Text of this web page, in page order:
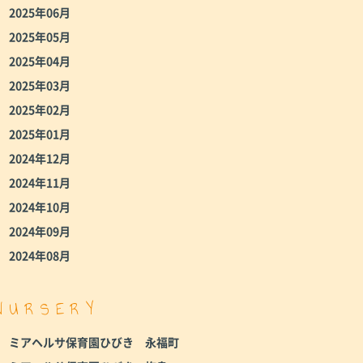
2025年06月
2025年05月
2025年04月
2025年03月
2025年02月
2025年01月
2024年12月
2024年11月
2024年10月
2024年09月
2024年08月
ミアヘルサ保育園ひびき 永福町